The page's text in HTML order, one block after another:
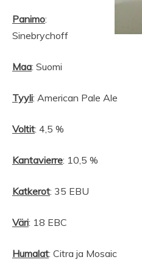
Panimo:
Sinebrychoff
Maa: Suomi
Tyyli: American Pale Ale
Voltit: 4,5 %
Kantavierre: 10,5 %
Katkerot: 35 EBU
Väri: 18 EBC
Humalat: Citra ja Mosaic